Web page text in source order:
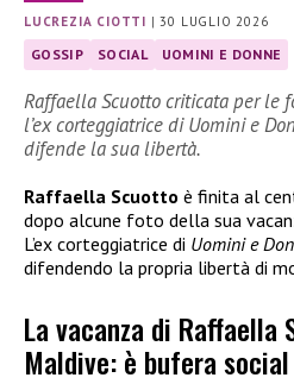
LUCREZIA CIOTTI |30 LUGLIO 2026
GOSSIP SOCIAL UOMINI E DONNE
Raffaella Scuotto criticata per le
l’ex corteggiatrice di Uomini e
difende la sua libertà.
Raffaella Scuotto è finita al
dopo alcune foto della sua
L’ex corteggiatrice di Uomini e
difendendo la propria libertà di
La vacanza di Raffaella
Maldive: è bufera social